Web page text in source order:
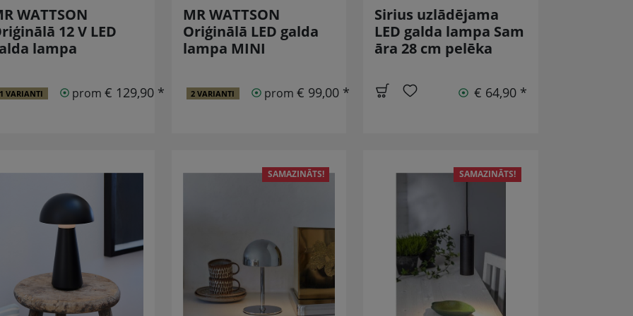
WATTSON
12 V LED
lampa
prom€ 129,90 *
VARIANTI
MR WATTSON
Oriģinālā LED galda
lampa MINI
prom € 99,00 *
2 VARIANTI
Sirius uzlādējama
LED galda lampa Sam
āra 28 cm pelēka
€ 64,90 *
SAMAZINĀTS! SAMAZINĀTS!